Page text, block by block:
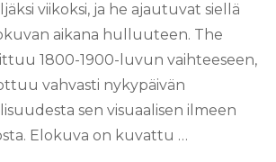
viikoksi, ja he ajautuvat siellä
aikana hulluuteen. The
1800-1900-luvun vaihteeseen,
vahvasti nykypäivän
sen visuaalisen ilmeen
Elokuva on kuvattu …